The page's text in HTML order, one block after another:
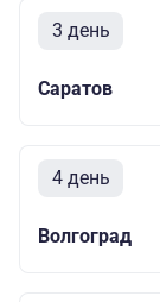
3 день
Саратов
4 день
Волгоград